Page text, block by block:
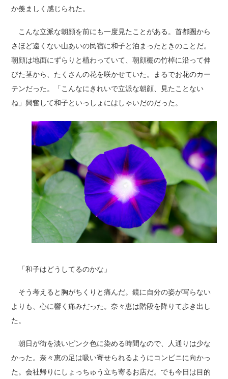
か羨ましく感じられた。
こんな立派な朝顔を前にも一度見たことがある。首都圏から
さほど遠くない山あいの民宿に和子と泊まったときのことだ。
朝顔は地面にずらりと植わっていて、朝顔棚の竹棹に沿って伸
びた茎から、たくさんの花を咲かせていた。まるでお花のカー
テンだった。「こんなにきれいで立派な朝顔、見たことない
ね」興奮して和子といっしょにはしゃいだのだった。
「和子はどうしてるのかな」
そう考えると胸がちくりと痛んだ。鏡に自分の姿が写らない
よりも、心に響く痛みだった。奈々恵は階段を降りて歩き出し
た。
朝日が街を淡いピンク色に染める時間なので、人通りは少な
かった。奈々恵の足は吸い寄せられるようにコンビニに向かっ
た。会社帰りにしょっちゅう立ち寄るお店だ。でも今日は目的